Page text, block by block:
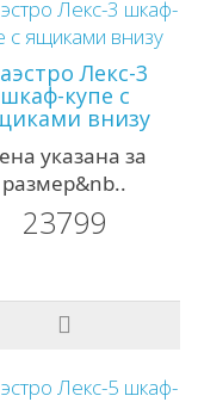
Лекс-3
шкаф-купе с
внизу
указана за
размер&nb..
23799